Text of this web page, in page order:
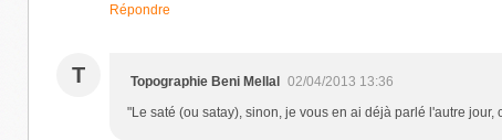
Répondre
T Topographie Beni Mellal 02/04/2013 13:36
"Le saté (ou satay), sinon, je vous en ai déjà parlé l'autre